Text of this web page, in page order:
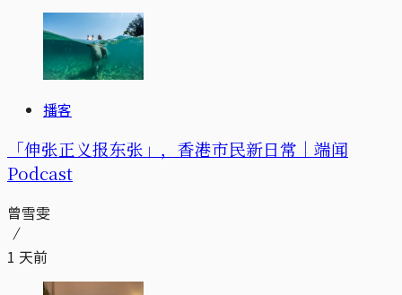
播客
「伸张正义报东张」，香港市民新日常｜端闻
Podcast
曾雪雯
1 天前